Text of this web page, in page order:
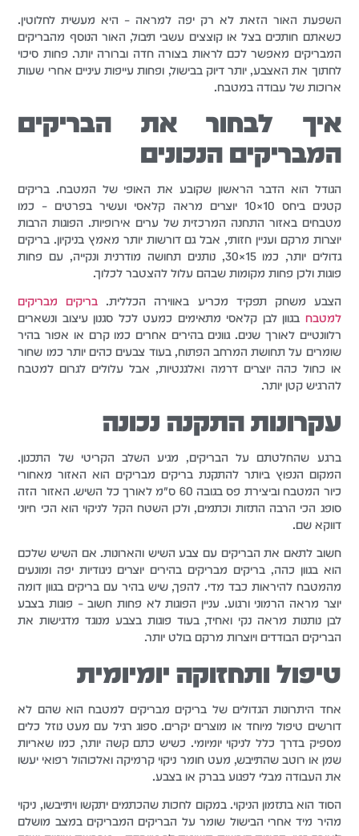
השפעת האור הזאת לא רק יפה למראה – היא מעשית לחלוטין.
כשאתם חותכים בצל או קוצצים עשבי תיבול, האור הנוסף מהבריקים
המבריקים מאפשר לכם לראות בצורה חדה וברורה יותר. פחות סיכוי
לחתוך את האצבע, יותר דיוק בבישול, ופחות עייפות עיניים אחרי שעות
ארוכות של עבודה במטבח.
איך לבחור את הבריקים
המבריקים הנכונים
הגודל הוא הדבר הראשון שקובע את האופי של המטבח. בריקים
קטנים ביחס 10×10 יוצרים מראה קלאסי ועשיר בפרטים – כמו
מטבחים באזור התחנה המרכזית של ערים אירופיות. הפוגות הרבות
יוצרות מרקם ועניין חזותי, אבל גם דורשות יותר מאמץ בניקיון. בריקים
גדולים יותר, כמו 15×30, נותנים תחושה מודרנית ונקייה, עם פחות
פוגות ולכן פחות מקומות שבהם עלול להצטבר לכלוך.
הצבע משחק תפקיד מכריע באווירה הכללית. בריקים מבריקים
למטבח בגוון לבן קלאסי מתאימים כמעט לכל סגנון עיצוב ונשארים
רלוונטיים לאורך שנים. גוונים בהירים אחרים כמו קרם או אפור בהיר
שומרים על תחושת המרחב הפתוח, בעוד צבעים כהים יותר כמו שחור
או כחול כהה יוצרים דרמה ואלגנטיות, אבל עלולים לגרום למטבח
להרגיש קטן יותר.
עקרונות התקנה נכונה
ברגע שהחלטתם על הבריקים, מגיע השלב הקריטי של התכנון.
המקום הנפוץ ביותר להתקנת בריקים מבריקים הוא האזור מאחורי
כיור המטבח וביצירת פס בגובה 60 ס"מ לאורך כל השיש. האזור הזה
סופג הכי הרבה התזות וכתמים, ולכן השטח הקל לניקוי הוא הכי חיוני
דווקא שם.
חשוב לתאם את הבריקים עם צבע השיש והארונות. אם השיש שלכם
הוא בגוון כהה, בריקים מבריקים בהירים יוצרים ניגודיות יפה ומונעים
מהמטבח להיראות כבד מדי. להפך, שיש בהיר עם בריקים בגוון דומה
יוצר מראה הרמוני ורגוע. עניין הפוגות לא פחות חשוב – פוגות בצבע
לבן נותנות מראה נקי ואחיד, בעוד פוגות בצבע מנוגד מדגישות את
הבריקים הבודדים ויוצרות מרקם בולט יותר.
טיפול ותחזוקה יומיומית
אחד היתרונות הגדולים של בריקים מבריקים למטבח הוא שהם לא
דורשים טיפול מיוחד או מוצרים יקרים. ספוג רגיל עם מעט נוזל כלים
מספיק בדרך כלל לניקוי יומיומי. כשיש כתם קשה יותר, כמו שאריות
שמן או רוטב שהתייבש, מעט חומר ניקוי קרמיקה ואלכוהול רפואי יעשו
את העבודה מבלי לפגוע בברק או בצבע.
הסוד הוא בתזמון הניקוי. במקום לחכות שהכתמים יתקשו ויתייבשו, ניקוי
מהיר מיד אחרי הבישול שומר על הבריקים המבריקים במצב מושלם